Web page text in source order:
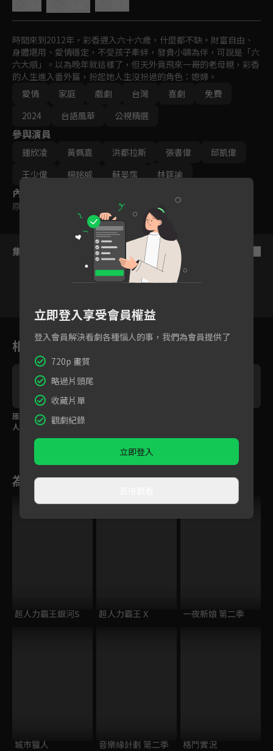
時間來到2012年，彩香邁入六十六歲，什麼都不缺。財富自由、
身體堪用、愛情穩定，不受孩子牽絆，發貴小鷗為伴，可說是「六
六大順」。以為晚年就這樣了，但天外竟飛來一哥的老母親，彩香
的人生進入番外篇，扮起她人生沒扮過的角色：媳婦。
愛情
家庭 戲劇 台灣 喜劇
免費
2024
台語風華 公視精選
參與演員
鍾欣凌 黃姵嘉 洪都拉斯 張書偉
邱凱偉
王少偉
楊銘威 蘇晏霈 林筳諭
內容標籤
原創
集數列表
相關花絮
原來是騙人的！卻能讓
人帶來希望
步了
為您推薦
超人力霸王銀河S 超人力霸王 X 一夜新娘 第二季
城市獵人 音樂緣計劃 第二季 格鬥實況
立即登入享受會員權益
登入會員解決看劇各種惱人的事，我們為會員提供了
720p 畫質
略過片頭尾
收藏片單
觀劇紀錄
立即登入